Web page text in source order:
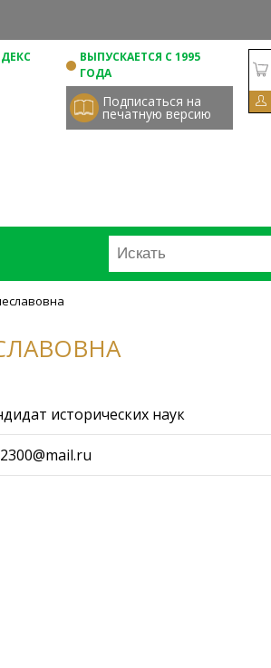
ВЫПУСКАЕТСЯ С 1995
ГОДА
Подписаться на
печатную версию
исторических наук